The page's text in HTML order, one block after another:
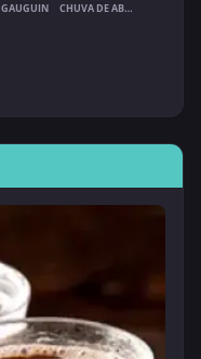
GAUGUIN CHUVA DE ABRIL